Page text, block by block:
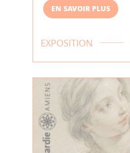
EN SAVOIR PLUS
EXPOSITION